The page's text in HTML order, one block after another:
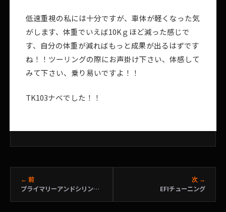
低速重視の私には十分ですが、車体が軽くなった気
がします、体重でいえば10Kｇほど減った感じで
す、自分の体重が減ればもっと成果が出るはずです
ね！！ツーリングの際にお声掛け下さい、体感して
みて下さい、乗り易いですよ！！
TK103ナベでした！！
← 前
プライマリーアンドシリンダーベースカバー
次 →
EFIチューニング